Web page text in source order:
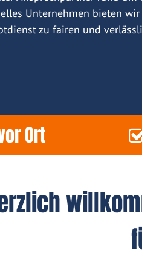
Unternehmen bieten
zu fairen und
Ort